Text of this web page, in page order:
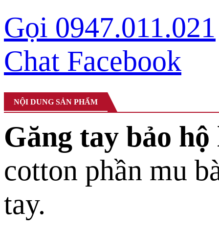
Gọi 0947.011.021
Chat Facebook
NỘI DUNG SẢN PHẨM
Găng tay bảo hộ
cotton phần mu
tay.